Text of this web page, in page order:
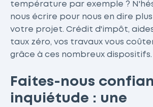
température par exemple ?
nous écrire pour nous en dire
votre projet. Crédit d'impôt,
taux zéro, vos travaux vous
grâce à ces nombreux dispositifs.
Faites-nous
inquiétude : une